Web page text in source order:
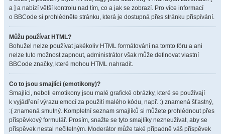
a ] a nabízí větší kontrolu nad tím, co a jak se zobrazí. Pro více informací
o BBCode si prohlédněte stránku, která je dostupná přes stránku přispívání.
Můžu používat HTML?
Bohužel nelze používat jakékoliv HTML formátování na tomto fóru a ani
nelze tuto možnost zapnout, administrátor však může definovat vlastní
BBCode značky, které mohou HTML nahradit.
Co to jsou smajlíci (emotikony)?
Smajlíci, neboli emotikony jsou malé grafické obrázky, které se používají
k vyjádření výrazu emocí za použití malého kódu, např. :) znamená šťastný,
:( znamená smutný. Kompletní seznam smajlíků si můžete prohlédnout přes
příspěvkový formulář. Prosím, snažte se tyto smajlíky nezneužívat, aby se
příspěvek nestal nečitelným. Moderátor může také případně váš příspěvek